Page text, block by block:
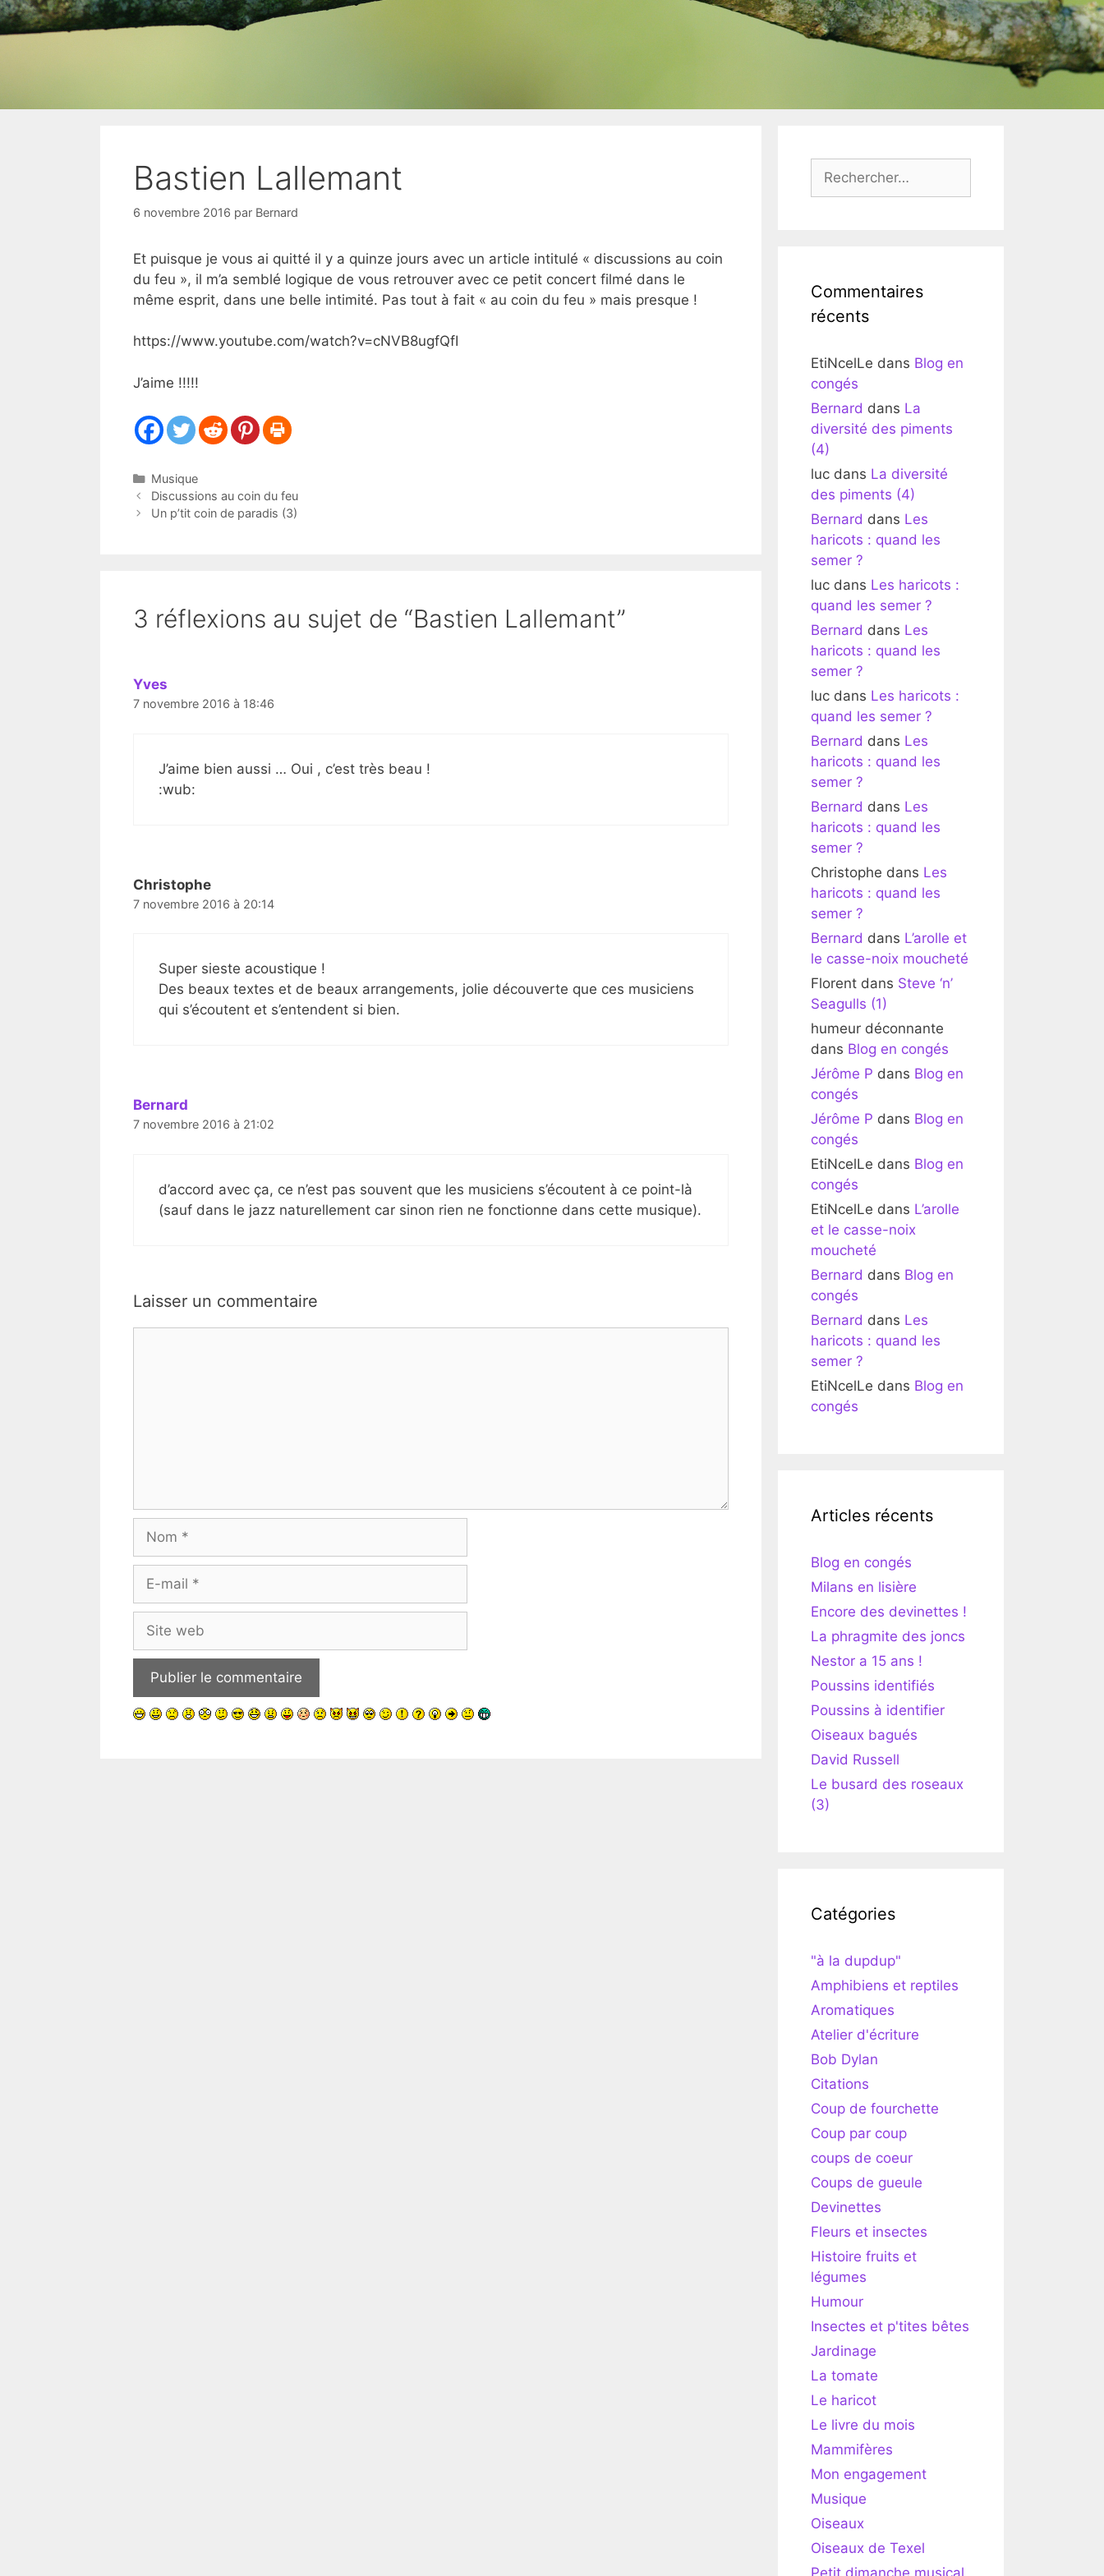
Bastien Lallemant
6 novembre 2016 par Bernard
Et puisque je vous ai quitté il y a quinze jours avec un article intitulé « discussions au coin
du feu », il m’a semblé logique de vous retrouver avec ce petit concert filmé dans le
même esprit, dans une belle intimité. Pas tout à fait « au coin du feu » mais presque !
https://www.youtube.com/watch?v=cNVB8ugfQfI
J’aime !!!!!
Catégories
Musique
Discussions au coin du feu
Un p’tit coin de paradis (3)
3 réflexions au sujet de “Bastien Lallemant”
Yves
7 novembre 2016 à 18:46
J’aime bien aussi … Oui , c’est très beau !
:wub:
Christophe
7 novembre 2016 à 20:14
Super sieste acoustique !
Des beaux textes et de beaux arrangements, jolie découverte que ces musiciens
qui s’écoutent et s’entendent si bien.
Bernard
7 novembre 2016 à 21:02
d’accord avec ça, ce n’est pas souvent que les musiciens s’écoutent à ce point-là
(sauf dans le jazz naturellement car sinon rien ne fonctionne dans cette musique).
Laisser un commentaire
Nom
Site
web
Commentaires
récents
EtiNcelLe dans Blog en
congés
Bernard dans La
diversité des piments
(4)
luc dans La diversité
des piments (4)
Bernard dans Les
haricots : quand les
semer ?
luc dans Les haricots :
quand les semer ?
Bernard dans Les
haricots : quand les
semer ?
luc dans Les haricots :
quand les semer ?
Bernard dans Les
haricots : quand les
semer ?
Bernard dans Les
haricots : quand les
semer ?
Christophe dans Les
haricots : quand les
semer ?
Bernard dans L’arolle et
le casse-noix moucheté
Florent dans Steve ‘n’
Seagulls (1)
humeur déconnante
dans Blog en congés
Jérôme P dans Blog en
congés
Jérôme P dans Blog en
congés
EtiNcelLe dans Blog en
congés
EtiNcelLe dans L’arolle
et le casse-noix
moucheté
Bernard dans Blog en
congés
Bernard dans Les
haricots : quand les
semer ?
EtiNcelLe dans Blog en
congés
Articles récents
Blog en congés
Milans en lisière
Encore des devinettes !
La phragmite des joncs
Nestor a 15 ans !
Poussins identifiés
Poussins à identifier
Oiseaux bagués
David Russell
Le busard des roseaux
(3)
Catégories
"à la dupdup"
Amphibiens et reptiles
Aromatiques
Atelier d'écriture
Bob Dylan
Citations
Coup de fourchette
Coup par coup
coups de coeur
Coups de gueule
Devinettes
Fleurs et insectes
Histoire fruits et
légumes
Humour
Insectes et p'tites bêtes
Jardinage
La tomate
Le haricot
Le livre du mois
Mammifères
Mon engagement
Musique
Oiseaux
Oiseaux de Texel
Petit dimanche musical